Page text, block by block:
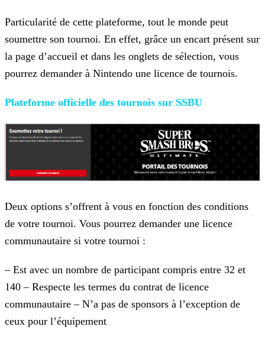
Particularité de cette plateforme, tout le monde peut
soumettre son tournoi. En effet, grâce un encart présent sur
la page d’accueil et dans les onglets de sélection, vous
pourrez demander à Nintendo une licence de tournois.
Plateforme officielle des tournois sur SSBU
Deux options s’offrent à vous en fonction des conditions
de votre tournoi. Vous pourrez demander une licence
communautaire si votre tournoi :
– Est avec un nombre de participant compris entre 32 et
140 – Respecte les termes du contrat de licence
communautaire – N’a pas de sponsors à l’exception de
ceux pour l’équipement